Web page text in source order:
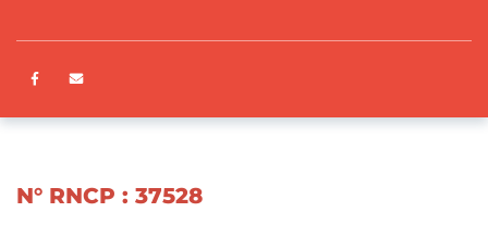
Partager sur Facebook
N° RNCP : 37528